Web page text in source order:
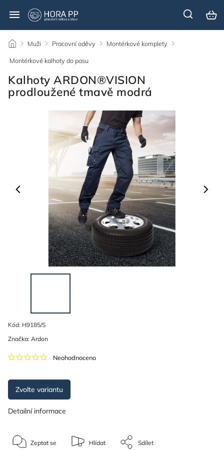
/ Muži / Pracovní oděvy / Montérkové komplety /
Montérkové kalhoty do pasu
Kalhoty ARDON®VISION
prodloužené tmavě modrá
Kód: H9185/S
Neohodnoceno
Značka: Ardon
Zvolte variantu
Detailní informace
Zeptat se Hlídat Sdílet